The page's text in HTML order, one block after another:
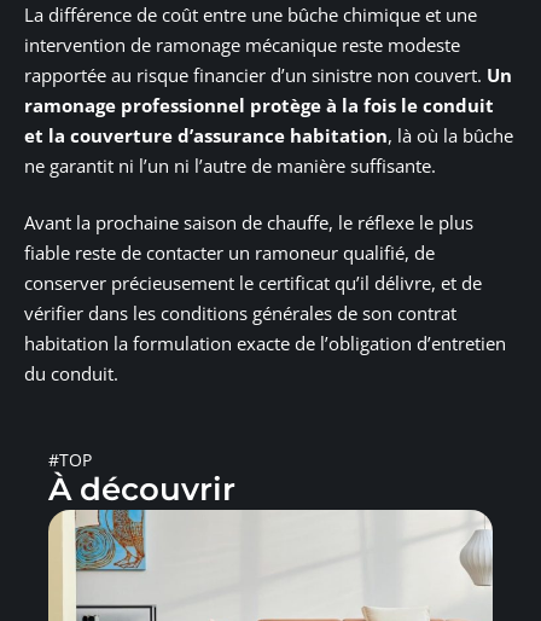
La différence de coût entre une bûche chimique et une
intervention de ramonage mécanique reste modeste
rapportée au risque financier d’un sinistre non couvert. Un
ramonage professionnel protège à la fois le conduit
et la couverture d’assurance habitation, là où la bûche
ne garantit ni l’un ni l’autre de manière suffisante.
Avant la prochaine saison de chauffe, le réflexe le plus
fiable reste de contacter un ramoneur qualifié, de
conserver précieusement le certificat qu’il délivre, et de
vérifier dans les conditions générales de son contrat
habitation la formulation exacte de l’obligation d’entretien
du conduit.
#TOP
À découvrir